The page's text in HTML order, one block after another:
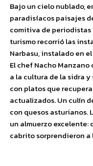
Bajo un cielo nublado,
paradisíacos paisajes
comitiva de
turismo recorrió las
Narbasu, instalado en
El chef Nacho
a la cultura de la sidra
con platos que
actualizados. Un culín
con quesos asturianos.
un almuerzo excelente:
cabrito sorprendieron a